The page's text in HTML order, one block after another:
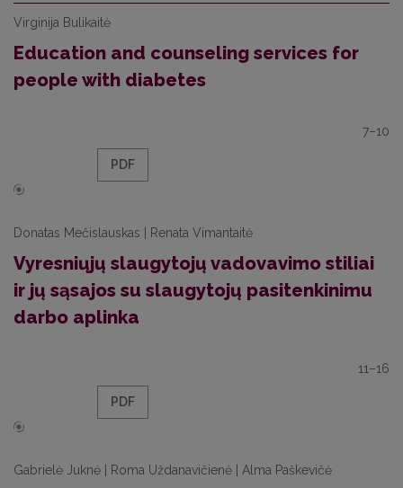
Virginija Bulikaitė
Education and counseling services for
people with diabetes
7–10
PDF
Donatas Mečislauskas | Renata Vimantaitė
Vyresniųjų slaugytojų vadovavimo stiliai
ir jų sąsajos su slaugytojų pasitenkinimu
darbo aplinka
11–16
PDF
Gabrielė Juknė | Roma Uždanavičienė | Alma Paškevičė